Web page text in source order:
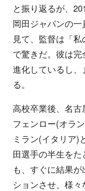
と振り返るが、
岡田ジャパンの
見て、監督は「
で驚きだ。彼は
進化しているし
る。
高校卒業後、名
フェンロー(オラ
ミラン(イタリア)
田選手の半生を
も、すぐに結果
ションさせ、様々